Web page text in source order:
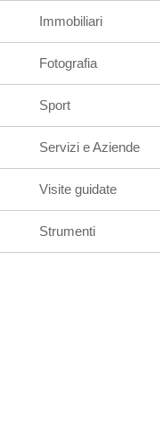
Immobiliari
Fotografia
Sport
Servizi e Aziende
Visite guidate
Strumenti